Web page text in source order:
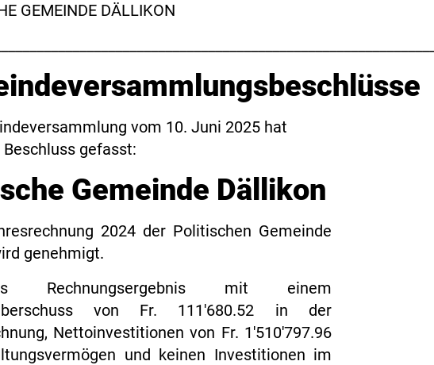
GEMEINDE DÄLLIKON
vom 10. Juni 2025 hat
gefasst:
Gemeinde Dällikon
2024 der Politischen Gemeinde
genehmigt.
Rechnungsergebnis mit einem
von Fr. 111'680.52 in der
Nettoinvestitionen von Fr. 1'510'797.96
und keinen Investitionen im